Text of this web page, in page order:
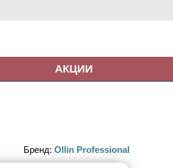
АКЦИИ
Бренд: Ollin Professional